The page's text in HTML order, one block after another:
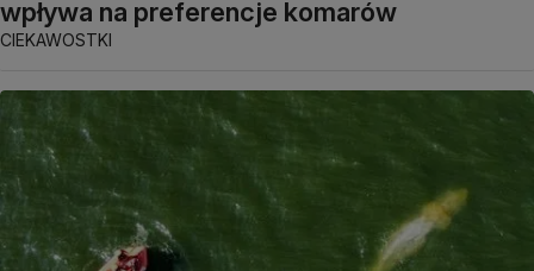
wpływa na preferencje komarów
CIEKAWOSTKI